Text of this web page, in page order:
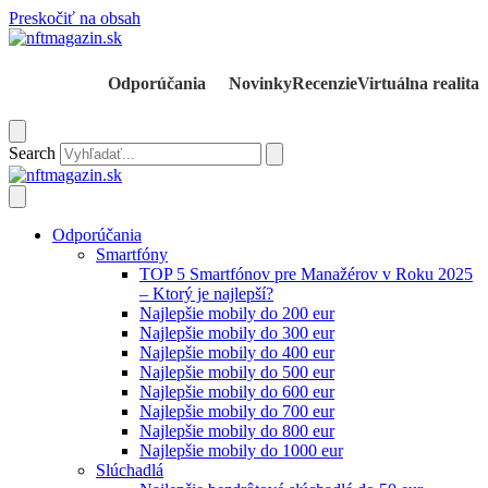
Preskočiť na obsah
Odporúčania NovinkyRecenzieVirtuálna realita
Search
Odporúčania
Smartfóny
TOP 5 Smartfónov pre Manažérov v Roku 2025
– Ktorý je najlepší?
Najlepšie mobily do 200 eur
Najlepšie mobily do 300 eur
Najlepšie mobily do 400 eur
Najlepšie mobily do 500 eur
Najlepšie mobily do 600 eur
Najlepšie mobily do 700 eur
Najlepšie mobily do 800 eur
Najlepšie mobily do 1000 eur
Slúchadlá